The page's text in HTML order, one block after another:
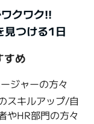
クワク!!
見つける1日
すめ
ジャーの方々
スキルアップ/自
やHR部門の方々